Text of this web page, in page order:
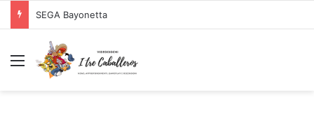
SEGA Bayonetta
Menu